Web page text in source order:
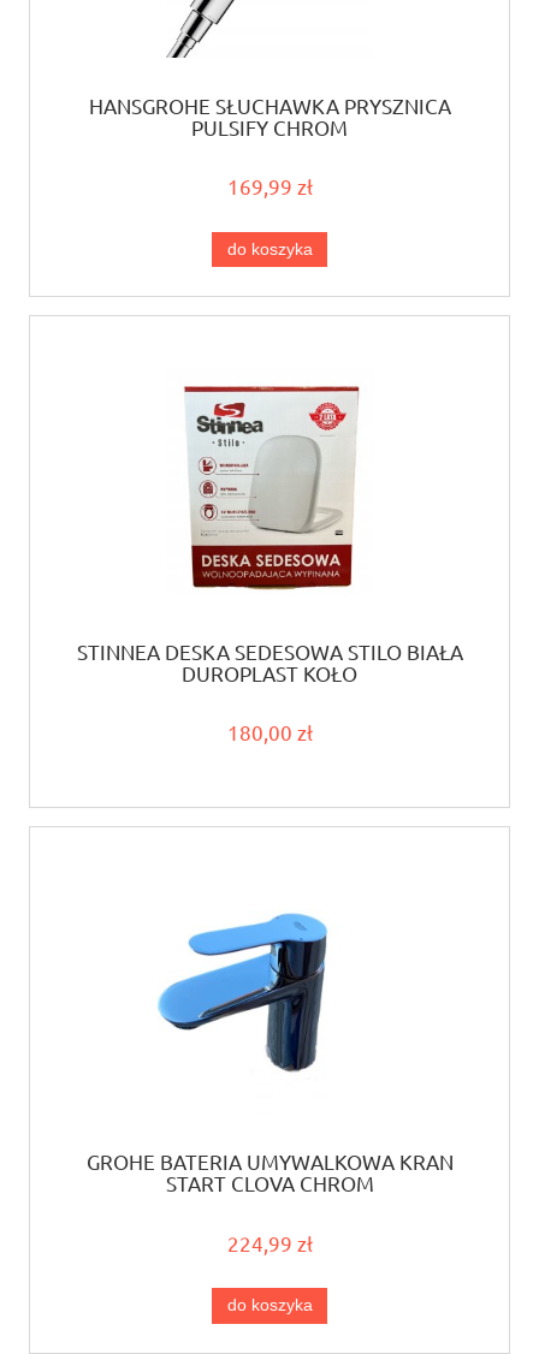
HANSGROHE SŁUCHAWKA PRYSZNICA
PULSIFY CHROM
169,99 zł
do koszyka
STINNEA DESKA SEDESOWA STILO BIAŁA
DUROPLAST KOŁO
180,00 zł
GROHE BATERIA UMYWALKOWA KRAN
START CLOVA CHROM
224,99 zł
do koszyka